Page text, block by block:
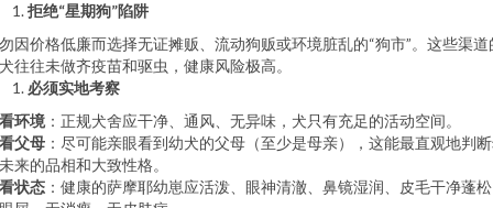
拒绝“星期狗”陷阱
因价格低廉而选择无证摊贩、流动狗贩或环境脏乱的“狗市”。这些渠道
往往未做齐疫苗和驱虫，健康风险极高。
必须实地考察
环境 ：正规犬舍应干净、通风、无异味，犬只有充足的活动空间。
父母 ：尽可能亲眼看到幼犬的父母（至少是母亲），这能最直观地判
来的品相和大致性格。
状态 ：健康的萨摩耶幼崽应活泼、眼神清澈、鼻镜湿润、皮毛干净蓬